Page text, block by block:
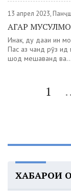
13 апрел 2023,
АГАР
Инак, ду даҳаи ин
Пас аз чанд рӯз ид
шод мешаванд ва...
1
ХАБАРҲОИ